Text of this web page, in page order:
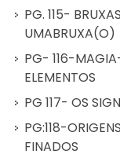
PG. 115-
UMABRUXA(O)
PG- 116-
ELEMENTOS
PG 117- OS
PG:118-
FINADOS